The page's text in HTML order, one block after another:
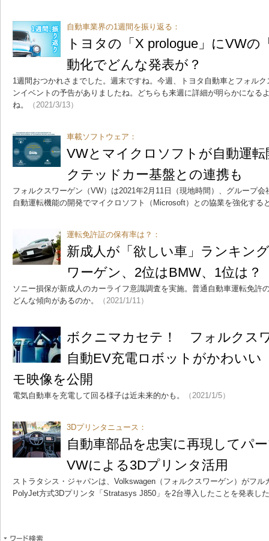
自動車業界の1週間を振り返る：
トヨタの「X prologue」にVWの
動化でどんな発表が？
1週間おつかれさまでした。週末ですね。今週、トヨタ自動車とフォル
ンイベントの予告がありましたね。どちらも来週に詳細が明らかになる
ね。
（2021/3/13）
車載ソフトウェア：
VWとマイクロソフトが自動運
クテッドカー基盤との連携も
フォルクスワーゲン（VW）は2021年2月11日（現地時間）、グループ
自動運転機能の開発でマイクロソフト（Microsoft）との協業を強化する
運転免許証の保有率は？：
新成人が「欲しい車」ランキン
ワーゲン、2位はBMW、1位は？
ソニー損保が新成人のカーライフ意識調査を実施。普通自動車運転免許
どんな傾向があるのか。
（2021/1/11）
ボクニマカセテ！ フォルクス
自動EV充電ロボットがかわい
モ映像を公開
電気自動車を充電して回る様子は近未来的かも。 （2021/1/5）
3Dプリンタニュース：
自動車部品を忠実に再現してパ
VWによる3Dプリンタ活用
ストラタシス・ジャパンは、Volkswagen（フォルクスワーゲン）がフ
PolyJet方式3Dプリンタ「Stratasys J850」を2台導入したことを発表し